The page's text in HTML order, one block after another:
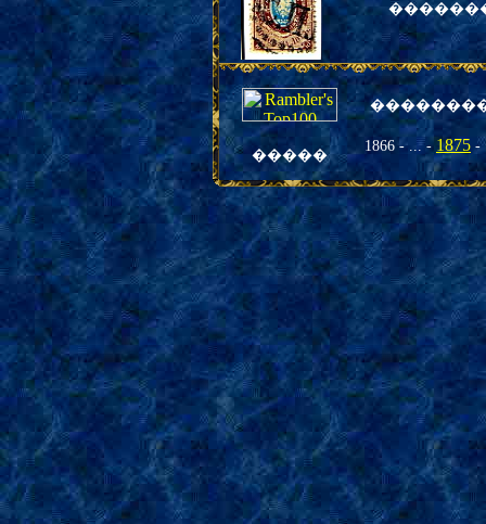
�
�����
1866 - ... - 1875 -